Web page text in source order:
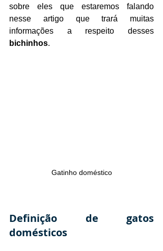
sobre eles que estaremos falando
nesse artigo que trará muitas
bichinhos.
Gatinho doméstico
Definição de gatos
domésticos